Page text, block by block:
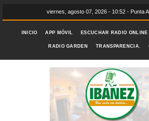
viernes, agosto 07, 2026 - 10:52 - Punta
INICIO APP MÓVIL ESCUCHAR RADIO ONLINE
RADIO GARDEN TRANSPARENCIA.